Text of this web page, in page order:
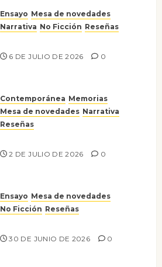
Ensayo Mesa de novedades
Narrativa No Ficción Reseñas
6 DE JULIO DE 2026 0
Contemporánea Memorias
Mesa de novedades Narrativa
Reseñas
2 DE JULIO DE 2026 0
Ensayo Mesa de novedades
No Ficción Reseñas
30 DE JUNIO DE 2026 0